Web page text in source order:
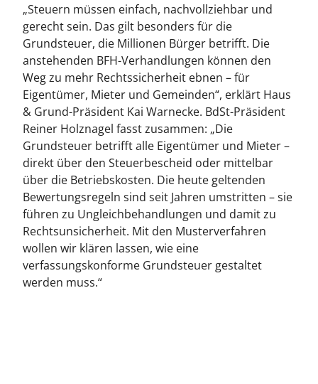
„Steuern müssen einfach, nachvollziehbar und
gerecht sein. Das gilt besonders für die
Grundsteuer, die Millionen Bürger betrifft. Die
anstehenden BFH-Verhandlungen können den
Weg zu mehr Rechtssicherheit ebnen – für
Eigentümer, Mieter und Gemeinden“, erklärt Haus
& Grund-Präsident Kai Warnecke. BdSt-Präsident
Reiner Holznagel fasst zusammen: „Die
Grundsteuer betrifft alle Eigentümer und Mieter –
direkt über den Steuerbescheid oder mittelbar
über die Betriebskosten. Die heute geltenden
Bewertungsregeln sind seit Jahren umstritten – sie
führen zu Ungleichbehandlungen und damit zu
Rechtsunsicherheit. Mit den Musterverfahren
wollen wir klären lassen, wie eine
verfassungskonforme Grundsteuer gestaltet
werden muss.“